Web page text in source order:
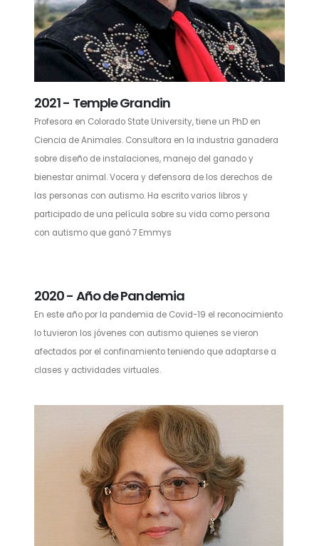
2021 - Temple Grandin
Profesora en Colorado State University, tiene un PhD en
Ciencia de Animales. Consultora en la industria ganadera
sobre diseño de instalaciones, manejo del ganado y
bienestar animal. Vocera y defensora de los derechos de
las personas con autismo. Ha escrito varios libros y
participado de una película sobre su vida como persona
con autismo que ganó 7 Emmys
2020 - Año de Pandemia
En este año por la pandemia de Covid-19 el reconocimiento
lo tuvieron los jóvenes con autismo quienes se vieron
afectados por el confinamiento teniendo que adaptarse a
clases y actividades virtuales.